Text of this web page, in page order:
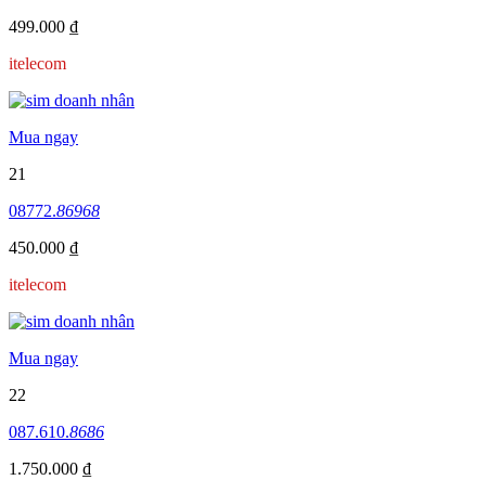
499.000 ₫
itelecom
Mua ngay
21
08772.86968
450.000 ₫
itelecom
Mua ngay
22
087.610.8686
1.750.000 ₫